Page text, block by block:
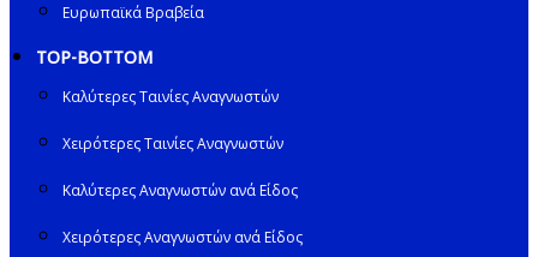
Ευρωπαϊκά Βραβεία
TOP-BOTTOM
Καλύτερες Ταινίες Αναγνωστών
Χειρότερες Ταινίες Αναγνωστών
Καλύτερες Αναγνωστών ανά Είδος
Χειρότερες Αναγνωστών ανά Είδος